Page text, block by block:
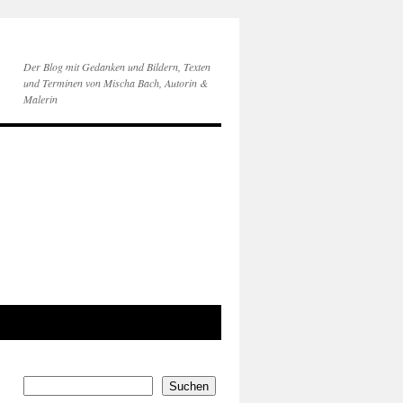
Der Blog mit Gedanken und Bildern, Texten
und Terminen von Mischa Bach, Autorin &
Malerin
Suchen